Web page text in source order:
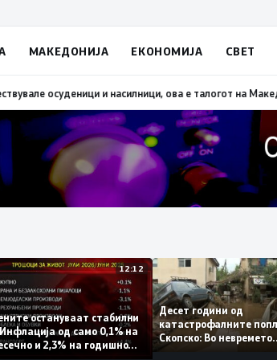
МАКЕДОНИЈА ЕКОНОМИЈА СВЕТ
што вели Филипче, денес со изјавата призна дека
12:12
Цените остануваат стабилни
– Инфлација од само 0,1% на
месечно и 2,3% на годишно
Десет години од
катастрофалните
Скопско: Во